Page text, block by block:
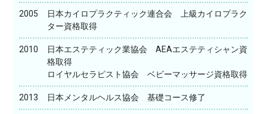
2005
日本カイロプラクティック連合会 上級カイロプラク
ター資格取得
2010
日本エステティック業協会 AEAエステティシャン資
格取得
ロイヤルセラピスト協会 ベビーマッサージ資格取得
2013 日本メンタルヘルス協会 基礎コース修了